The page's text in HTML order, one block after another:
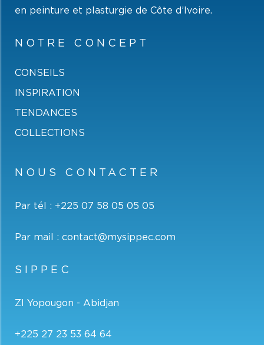
en peinture et plasturgie de Côte d’Ivoire.
NOTRE CONCEPT
CONSEILS
INSPIRATION
TENDANCES
COLLECTIONS
NOUS CONTACTER
Par tél : +225 07 58 05 05 05
Par mail : contact@mysippec.com
SIPPEC
ZI Yopougon - Abidjan
+225 27 23 53 64 64